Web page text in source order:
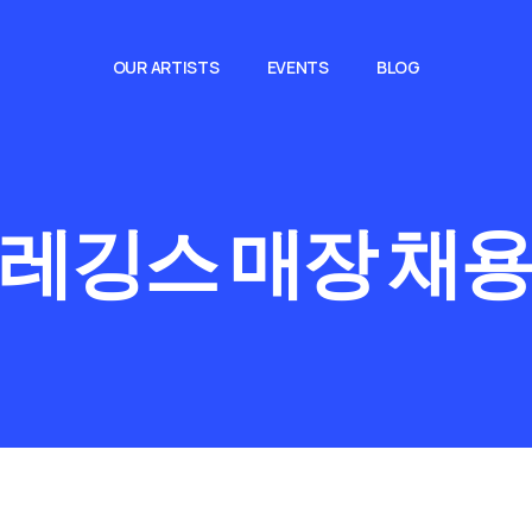
OUR ARTISTS EVENTS BLOG
깅스 매장 채